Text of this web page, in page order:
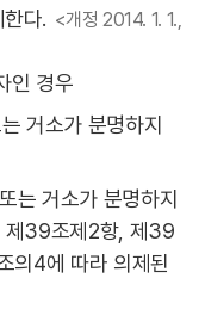
다. <개정 2014. 1. 1.,
인 경우
거소가 분명하지
는 거소가 분명하지
제39조제2항, 제39
의4에 따라 의제된